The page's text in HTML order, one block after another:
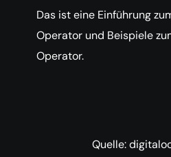
Das ist eine Einführung
Operator und Beispiele
Operator.
Quelle: